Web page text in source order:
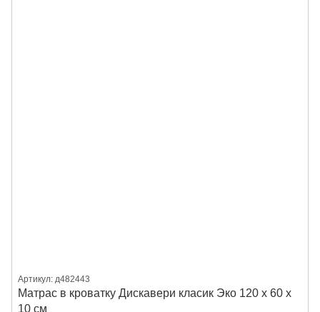
Артикул: д482443
Матрас в кроватку Дискавери класик Эко 120 х 60 х
10 см